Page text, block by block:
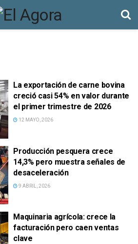
La exportación de carne bovina
creció casi 54% en valor durante
el primer trimestre de 2026
12 MAYO, 2026
Producción pesquera crece
14,3% pero muestra señales de
desaceleración
9 ABRIL, 2026
Maquinaria agrícola: crece la
facturación pero caen ventas
clave